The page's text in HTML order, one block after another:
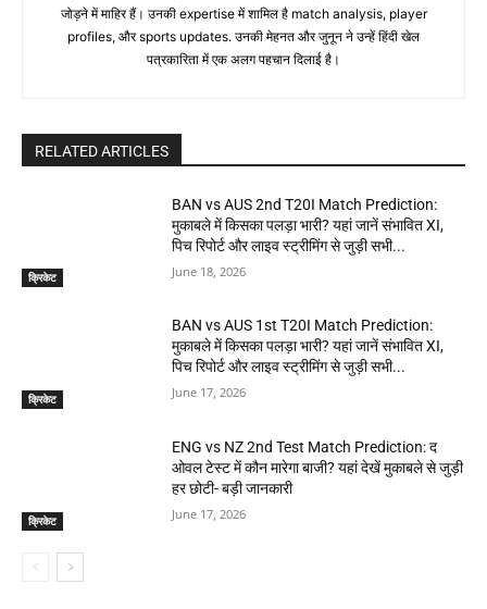
जोड़ने में माहिर हैं। उनकी expertise में शामिल है match analysis, player
profiles, और sports updates. उनकी मेहनत और जुनून ने उन्हें हिंदी खेल
पत्रकारिता में एक अलग पहचान दिलाई है।
RELATED ARTICLES
क्रिकेट
BAN vs AUS 2nd T20I Match Prediction:
मुकाबले में किसका पलड़ा भारी? यहां जानें संभावित XI,
पिच रिपोर्ट और लाइव स्ट्रीमिंग से जुड़ी सभी...
June 18, 2026
क्रिकेट
BAN vs AUS 1st T20I Match Prediction:
मुकाबले में किसका पलड़ा भारी? यहां जानें संभावित XI,
पिच रिपोर्ट और लाइव स्ट्रीमिंग से जुड़ी सभी...
June 17, 2026
क्रिकेट
ENG vs NZ 2nd Test Match Prediction: द
ओवल टेस्ट में कौन मारेगा बाजी? यहां देखें मुकाबले से जुड़ी
हर छोटी- बड़ी जानकारी
June 17, 2026